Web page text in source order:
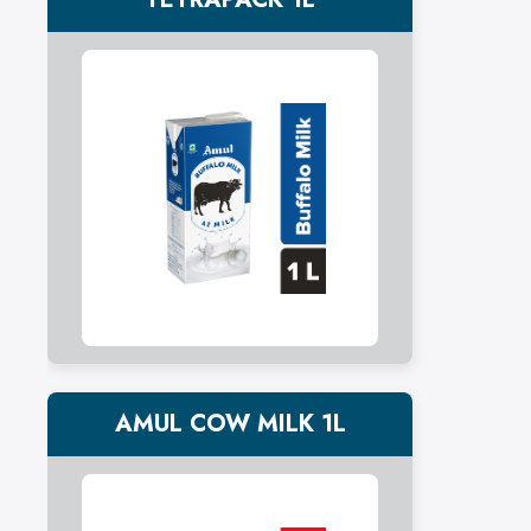
AMUL COW MILK 1L